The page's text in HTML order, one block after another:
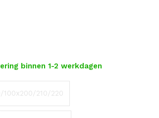
binnen 1-2 werkdagen
100x200/210/220